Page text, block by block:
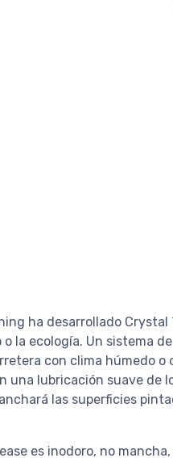
ha desarrollado Crystal
la ecología. Un sistema
con clima húmedo
una lubricación suave de
las superficies
es inodoro, no